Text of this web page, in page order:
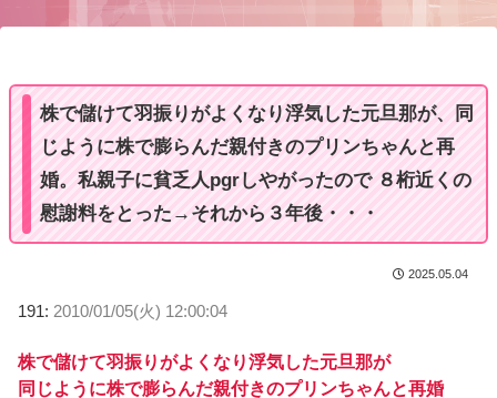
株で儲けて羽振りがよくなり浮気した元旦那が、同
じように株で膨らんだ親付きのプリンちゃんと再
婚。私親子に貧乏人pgrしやがったので ８桁近くの
慰謝料をとった→それから３年後・・・
2025.05.04
191: 2010/01/05(火) 12:00:04
株で儲けて羽振りがよくなり浮気した元旦那が
同じように株で膨らんだ親付きのプリンちゃんと再婚